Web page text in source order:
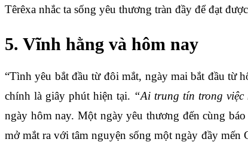
Têrêxa nhắc ta sống yêu thương tràn đầy để đạt
5. Vĩnh hằng và hôm nay
“Tình yêu bắt đầu từ đôi mắt, ngày mai bắt đầu từ
chính là giây phút hiện tại. “Ai trung tín trong
ngày hôm nay. Một ngày yêu thương đến cùng
mở mắt ra với tâm nguyện sống một ngày đầy